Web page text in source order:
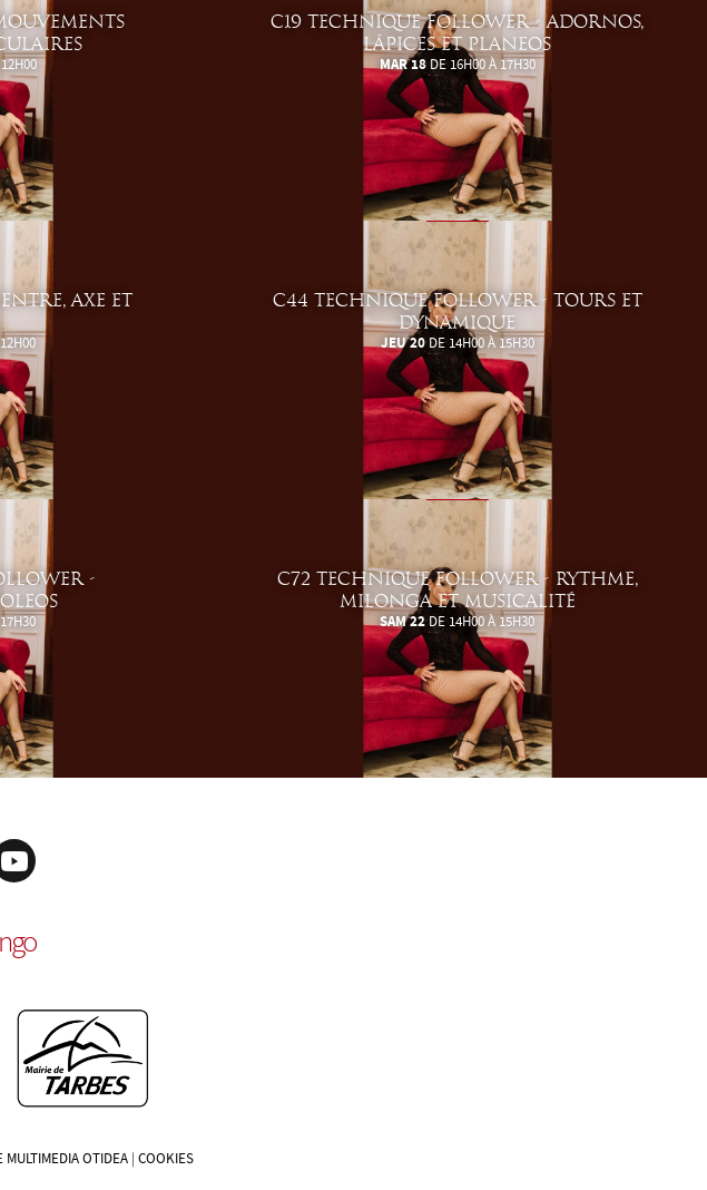
C19 TECHNIQUE FOLLOWER - ADORNOS,
LÁPICES ET PLANEOS
MAR 18 DE 16H00 À 17H30
AXE ET
C44 TECHNIQUE FOLLOWER - TOURS ET
DYNAMIQUE
JEU 20 DE 14H00 À 15H30
-
C72 TECHNIQUE FOLLOWER - RYTHME,
MILONGA ET MUSICALITÉ
SAM 22 DE 14H00 À 15H30
MULTIMEDIA OTIDEA| COOKIES